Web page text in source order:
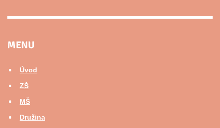
MENU
Úvod
ZŠ
MŠ
Družina